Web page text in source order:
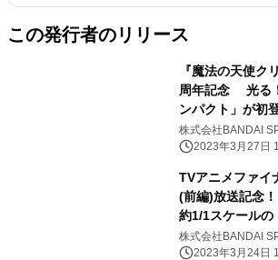
この発行者のリリース
『魔法の天使ク
周年記念 光る
ンパクト」が初
株式会社BANDAI
2023年3月27日
TVアニメファイ
(前編)放送記念
約1/1スケールの
が登場！
株式会社BANDAI
2023年3月24日